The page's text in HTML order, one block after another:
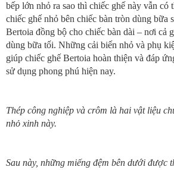
bếp lớn nhỏ ra sao thì chiếc ghế này vẫn có
chiếc ghế nhỏ bên chiếc bàn tròn dùng bữa
Bertoia đồng bộ cho chiếc bàn dài – nơi cả
dùng bữa tối. Những cải biến nhỏ và phụ
giúp chiếc ghế Bertoia hoàn thiện và đáp
sử dụng phong phú hiện nay.
Thép công nghiệp và crôm là hai vật liệu
nhỏ xinh này.
Sau này, những miếng đệm bên dưới được